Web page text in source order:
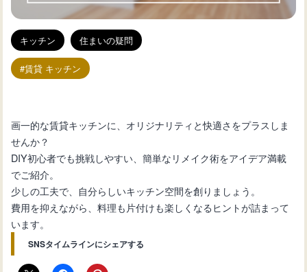
キッチン 住まいの疑問
賃貸 キッチン
画一的な賃貸キッチンに、オリジナリティと快適さをプラスしま
せんか？
DIY初心者でも挑戦しやすい、簡単なリメイク術をアイデア満載
でご紹介。
少しの工夫で、自分らしいキッチン空間を創りましょう。
費用を抑えながら、料理も片付けも楽しくなるヒントが詰まって
います。
SNSタイムラインにシェアする